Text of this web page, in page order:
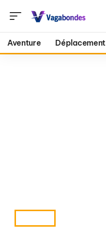
Aventure Déplacement